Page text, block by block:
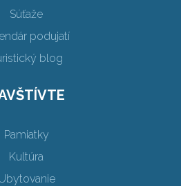
Súťaže
podujatí
blog
Pamiatky
Kultúra